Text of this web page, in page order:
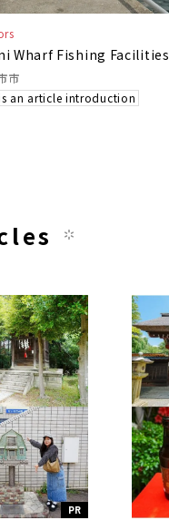
Wharf Fishing Facilities
市
an article introduction
PR